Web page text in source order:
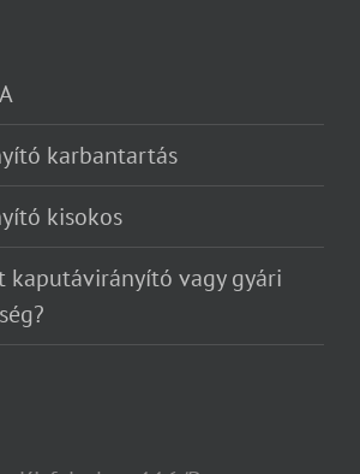
karbantartás
kisokos
kaputávirányító vagy gyári